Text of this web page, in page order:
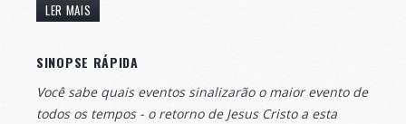
LER MAIS
SINOPSE RÁPIDA
Você sabe quais eventos sinalizarão o maior evento de
todos os tempos - o retorno de Jesus Cristo a esta